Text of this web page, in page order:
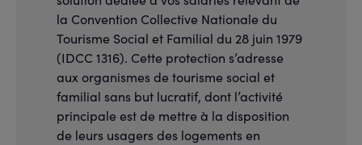
la Convention Collective Nationale du
Tourisme Social et Familial du 28 juin 1979
(IDCC 1316). Cette protection s’adresse
aux organismes de tourisme social et
familial sans but lucratif, dont l’activité
principale est de mettre à la disposition
de leurs usagers des logements en